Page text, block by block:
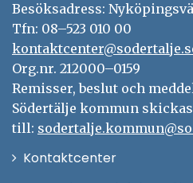
Besöksadress:
Tfn: 08–523 010 00
Org.nr. 212000–0159
Remisser, beslut och
Södertälje kommun skickas
till:
KontaktcenterÖppna